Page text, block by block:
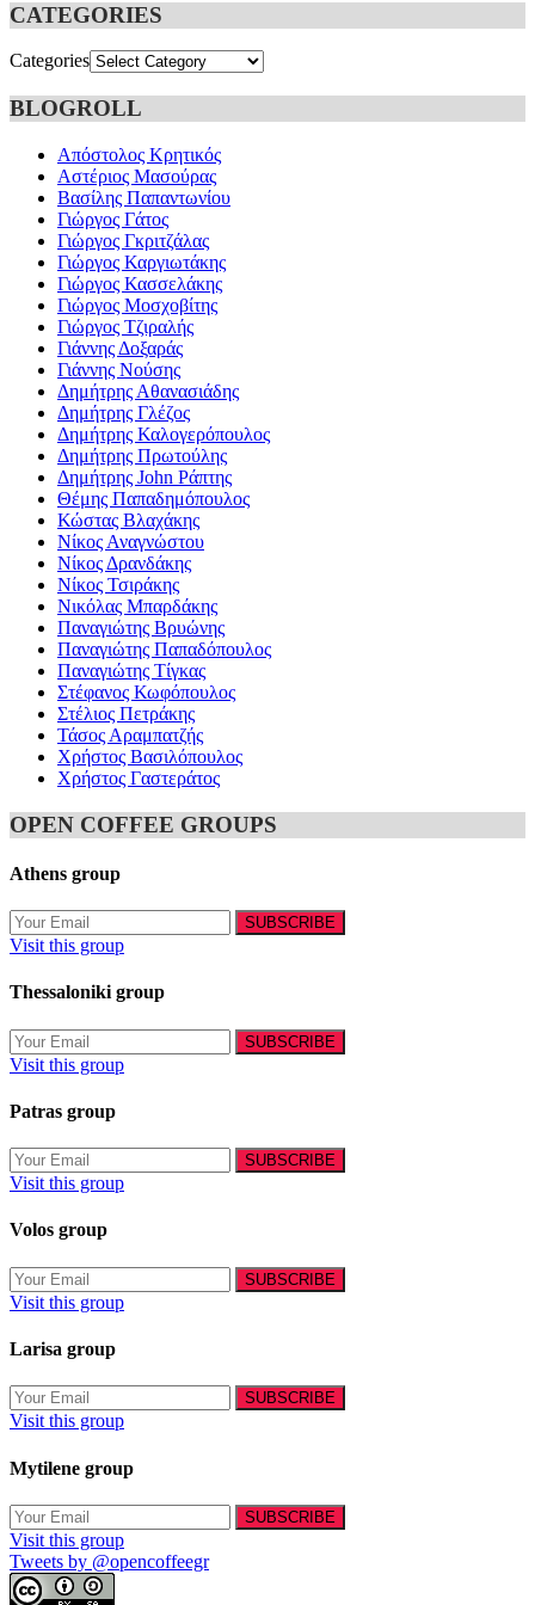
CATEGORIES
Categories
BLOGROLL
Απόστολος Κρητικός
Αστέριος Μασούρας
Βασίλης Παπαντωνίου
Γιώργος Γάτος
Γιώργος Γκριτζάλας
Γιώργος Καργιωτάκης
Γιώργος Κασσελάκης
Γιώργος Μοσχοβίτης
Γιώργος Τζιραλής
Γιάννης Δοξαράς
Γιάννης Νούσης
Δημήτρης Αθανασιάδης
Δημήτρης Γλέζος
Δημήτρης Καλογερόπουλος
Δημήτρης Πρωτούλης
Δημήτρης John Ράπτης
Θέμης Παπαδημόπουλος
Κώστας Βλαχάκης
Νίκος Αναγνώστου
Νίκος Δρανδάκης
Νίκος Τσιράκης
Νικόλας Μπαρδάκης
Παναγιώτης Βρυώνης
Παναγιώτης Παπαδόπουλος
Παναγιώτης Τίγκας
Στέφανος Κωφόπουλος
Στέλιος Πετράκης
Τάσος Αραμπατζής
Χρήστος Βασιλόπουλος
Χρήστος Γαστεράτος
OPEN COFFEE GROUPS
Athens group
Visit this group
Thessaloniki group
Visit this group
Patras group
Visit this group
Volos group
Visit this group
Larisa group
Visit this group
Mytilene group
Visit this group
Tweets by @opencoffeegr